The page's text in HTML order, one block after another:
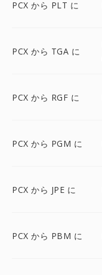
PCX から PLT に
PCX から TGA に
PCX から RGF に
PCX から PGM に
PCX から JPE に
PCX から PBM に